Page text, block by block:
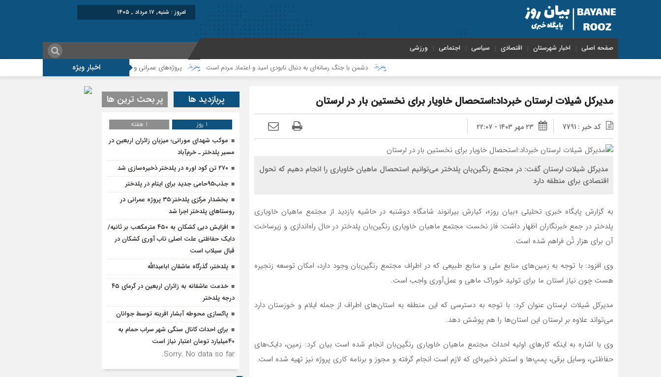
بر
صفحه اصلی اخبار شهرستان اقتصادی سیاسی اجتماعی ورزشی
اخبار ویژه دشمن با جنگ رسانه‌ای به دنبال نابودی امید و اعتماد مردم است پروژه‌های عمرانی و اقتصادی، شتاب‌دهنده توسعه پلدختر هستند
مدیرکل شیلات لرستان خبرداد:استحصال خاویار برای نخستین‌ بار در لرستان
کد خبر : 7791 ۲۳ مهر ۱۴۰۳ - ۲۲:۰۷
مدیرکل شیلات لرستان گفت: در مجتمع رنگین‌بان پلدختر می‌توانیم استحصال ماهیان خاویاری را انجام دهیم که تحول
اقتصادی برای منطقه دارد
به گزارش پایگاه خبری تحلیلی «بیان روز»، کیارش بیرانوند شامگاه دوشنبه در حاشیه بازدید از مجتمع ماهیان خاویاری
پلدختر در جمع خبرنگاران اظهار داشت: فاز نخست مجتمع ماهیان خاویاری رنگین‌بان پلدختر در حال راه‌اندازی و زیرساخت
آن برای هزار تُن فراهم شده است.
وی افزود: با توجه به زمین‌های منابع ملی و منابع طبیعی که در اطراف مجتمع رنگین‌بان وجود دارد، امکان توسعه زنجیره
هست چون نیاز استان ما برای تولید خوراک ماهی و عمل‌آوری واجب است.
مدیرکل شیلات لرستان عنوان کرد: با توجه به دسترسی که این منطقه به استان‌های اطراف از جمله ایلام و خوزستان دارد
می‌تواند علاوه بر لرستان این استان‌ها را هم پوشش دهد.
وی با اشاره به اینکه کارهای اولیه احداث مجتمع ماهیان خاویاری رنگین‌بان انجام شده است بیان کرد: زمین، دایک‌های
حفاظتی، وسایل برقی، پمپ‌ها‌ و استخر ذخیره‌ای که لازم است انجام گرفته و مجوز و برنامه کاری پروژه نیز تهیه شده است.
پربازدید ها پر بحث ترین ها
1 روز
1 هفته
موکب شهدای مورانی؛ میزبان زائران اربعین در
مسیر پلدختر ـ خرم‌آباد
۲۷۰ تن کود اوره در پلدختر ذخیره‌سازی شد
جذب۹۵حامی جدید برای ایتام در پلدختر
بخشدار مرکزی پلدختر:۳۵ پروژه عمرانی در
روستاهای پلدختر اجرا شد
افزایش دبی کشکان به ۴۵۰ مترمکعب بر ثانیه/
دایک حفاظتی علت اصلی تاب آوری کشکان در
قبال سیلاب است
پلدختر، گذرگاه عاشقان اباعبدالله
خدمت عاشقانه به زائران اربعین در گرمای ۴۵
درجه پلدختر
پاکسازی محوطه آبشار افرینه توسط جوانان
برای احداث کانال سنگی شهر سراب حمام به
۴۰میلیارد تومان اعتبار نیاز است
Sorry. No data so far.